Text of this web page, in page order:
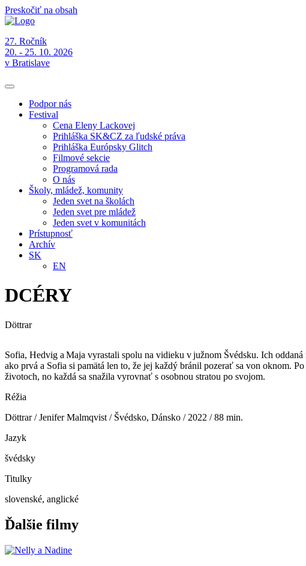
Preskočiť na obsah
27. Ročník
20. - 25. 10. 2026
v Bratislave
Podpor nás
Festival
Cena Eleny Lackovej
Prihláška SK&CZ za ľudské práva
Prihláška Európsky Glitch
Filmové sekcie
Programová rada
O nás
Školy, mládež, komunity
Jeden svet na školách
Jeden svet pre mládež
Jeden svet v komunitách
Prístupnosť
Archív
SK
EN
DCÉRY
Döttrar
Sofia, Hedvig a Maja vyrastali spolu na vidieku v južnom Švédsku. Ich
ako prvá a Sofia si pamätá len to, že jej každý bránil pozerať sa von oknom.
životoch, no každá sa snažila vyrovnať s osobnou stratou po svojom.
Réžia
Döttrar / Jenifer Malmqvist / Švédsko, Dánsko / 2022 / 88 min.
Jazyk
švédsky
Titulky
slovenské, anglické
Ďalšie filmy